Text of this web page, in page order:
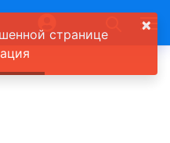
×
странице